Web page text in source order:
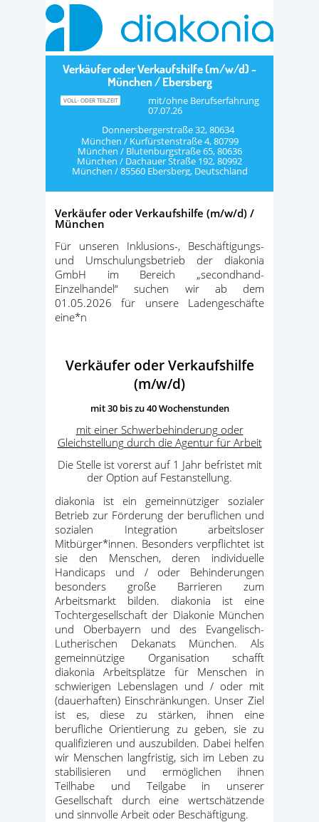
Verkäufer oder Verkaufshilfe (m/w/d) -
München / Ebersberg
VOLL- ODER TEILZEIT mit/ohne Berufserfahrung
07.07.26
Donnersbergerstraße 32, 80634
München / Kurfürstenstraße 4, 80799
München / Blutenburgstraße 65, 80636
München / Dachauer Straße 192, 80992
München / 85560 Ebersberg, Deutschland
Verkäufer oder Verkaufshilfe (m/w/d) /
München
Für unseren Inklusions-, Beschäftigungs-
und Umschulungsbetrieb der diakonia
GmbH im Bereich „secondhand-
Einzelhandel“ suchen wir ab dem
01.05.2026 für unsere Ladengeschäfte
eine*n
Verkäufer oder Verkaufshilfe
(m/w/d)
mit 30 bis zu 40 Wochenstunden
mit einer Schwerbehinderung oder
Gleichstellung durch die Agentur für Arbeit
Die Stelle ist vorerst auf 1 Jahr befristet mit
der Option auf Festanstellung.
diakonia ist ein gemeinnütziger sozialer
Betrieb zur Förderung der beruflichen und
sozialen Integration arbeitsloser
Mitbürger*innen. Besonders verpflichtet ist
sie den Menschen, deren individuelle
Handicaps und / oder Behinderungen
besonders große Barrieren zum
Arbeitsmarkt bilden. diakonia ist eine
Tochtergesellschaft der Diakonie München
und Oberbayern und des Evangelisch-
Lutherischen Dekanats München. Als
gemeinnützige Organisation schafft
diakonia Arbeitsplätze für Menschen in
schwierigen Lebenslagen und / oder mit
(dauerhaften) Einschränkungen. Unser Ziel
ist es, diese zu stärken, ihnen eine
berufliche Orientierung zu geben, sie zu
qualifizieren und auszubilden. Dabei helfen
wir Menschen langfristig, sich im Leben zu
stabilisieren und ermöglichen ihnen
Teilhabe und Teilgabe in unserer
Gesellschaft durch eine wertschätzende
und sinnvolle Arbeit oder Beschäftigung.